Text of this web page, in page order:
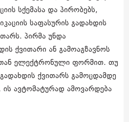
სქემასა და პირობებს,
საფასურის გადახდის
პირმა უნდა
ქვითარი ან გამოაგზავნოს
ელექტრონული ფორმით. თუ
ქვითარს გამოცდამდე
ის ავტომატურად ამოვარდება